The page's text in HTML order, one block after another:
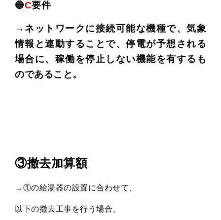
🔵C要件
→ネットワークに接続可能な機種で、気象
情報と連動することで、停電が予想される
場合に、稼働を停止しない機能を有するも
のであること。
③撤去加算額
→ ①の給湯器の設置に合わせて、
以下の撤去工事を行う場合、